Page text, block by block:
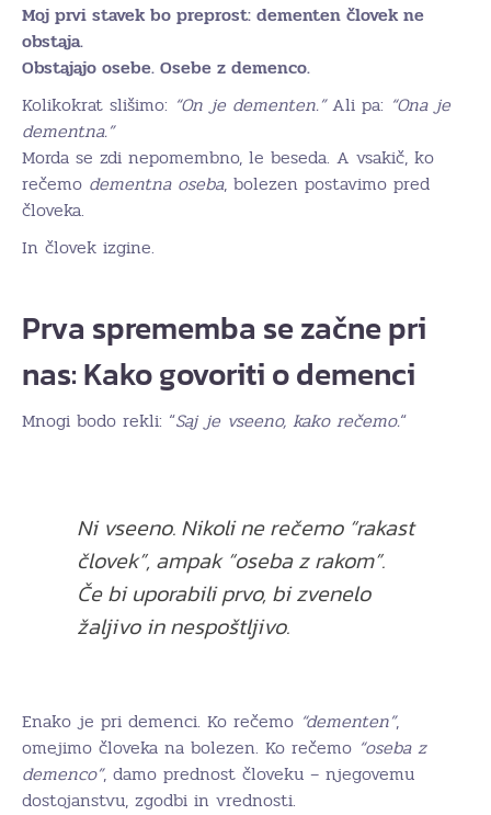
Moj prvi stavek bo preprost: dementen človek ne
obstaja.
Obstajajo osebe. Osebe z demenco.
Kolikokrat slišimo: “On je dementen.”Ali pa: “Ona je
dementna.”
Morda se zdi nepomembno, le beseda. A vsakič, ko
rečemo dementna oseba, bolezen postavimo pred
človeka.
In človek izgine.
Prva sprememba se začne pri
nas: Kako govoriti o demenci
Mnogi bodo rekli: “Saj je vseeno, kako rečemo.“
Ni vseeno. Nikoli ne rečemo “rakast
človek”, ampak “oseba z rakom”.
Če bi uporabili prvo, bi zvenelo
žaljivo in nespoštljivo.
Enako je pri demenci. Ko rečemo “dementen”,
omejimo človeka na bolezen. Ko rečemo “oseba z
demenco”, damo prednost človeku – njegovemu
dostojanstvu, zgodbi in vrednosti.